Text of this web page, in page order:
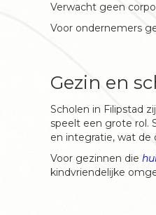
Verwacht geen
Voor ondernemers
Gezin en
Scholen in Filipstad
speelt een grote rol.
en integratie, wat de
Voor gezinnen die
kindvriendelijke